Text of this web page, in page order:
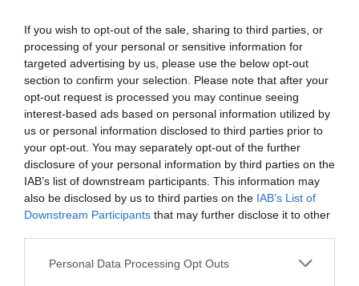
If you wish to opt-out of the sale, sharing to third parties, or
processing of your personal or sensitive information for
targeted advertising by us, please use the below opt-out
section to confirm your selection. Please note that after your
opt-out request is processed you may continue seeing
interest-based ads based on personal information utilized by
us or personal information disclosed to third parties prior to
your opt-out. You may separately opt-out of the further
disclosure of your personal information by third parties on the
IAB’s list of downstream participants. This information may
also be disclosed by us to third parties on the IAB’s List of
Downstream Participants that may further disclose it to other
Please note that this website/app uses one or more Google
Personal Data Processing Opt Outs
egy kevés vizet vagy főzővizet.
Forgassuk össze a spagettit a zöldborsós szósszal és a
félretett borsószemekkel. Ha szükséges, lazítsuk a szószt
néhány kanál főzővízzel.
Megosztás: Facebook Twitter Pinterest
Címkék: recept,menta,zöldborsó,spagetti
Korábbi bejegyzések Következő bejegyzés